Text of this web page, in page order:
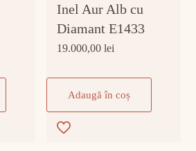
Inel Aur Alb cu
Diamant E1433
19.000,00lei
Adaugă în coș